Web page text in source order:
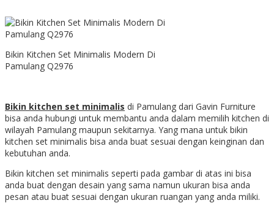
Bikin Kitchen Set Minimalis Modern Di
Pamulang Q2976
Bikin kitchen set minimalis di Pamulang dari Gavin Furniture
bisa anda hubungi untuk membantu anda dalam memilih kitchen di
wilayah Pamulang maupun sekitarnya. Yang mana untuk bikin
kitchen set minimalis bisa anda buat sesuai dengan keinginan dan
kebutuhan anda.
Bikin kitchen set minimalis seperti pada gambar di atas ini bisa
anda buat dengan desain yang sama namun ukuran bisa anda
pesan atau buat sesuai dengan ukuran ruangan yang anda miliki.